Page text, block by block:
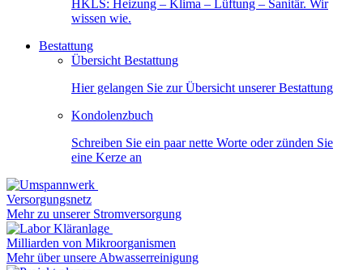
HKLS: Heizung – Klima – Lüftung – Sanitär. Wir
wissen wie.
Bestattung
Übersicht Bestattung
Hier gelangen Sie zur Übersicht unserer Bestattung
Kondolenzbuch
Schreiben Sie ein paar nette Worte oder zünden Sie
eine Kerze an
Versorgungsnetz
Mehr zu unserer Stromversorgung
Milliarden von Mikroorganismen
Mehr über unsere Abwasserreinigung